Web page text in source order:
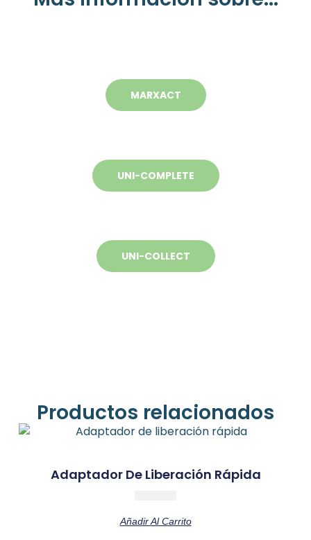
MARXACT
UNI-COMPLETE
UNI-COLLECT
Productos relacionados
Adaptador De Liberación Rápida
Añadir Al Carrito